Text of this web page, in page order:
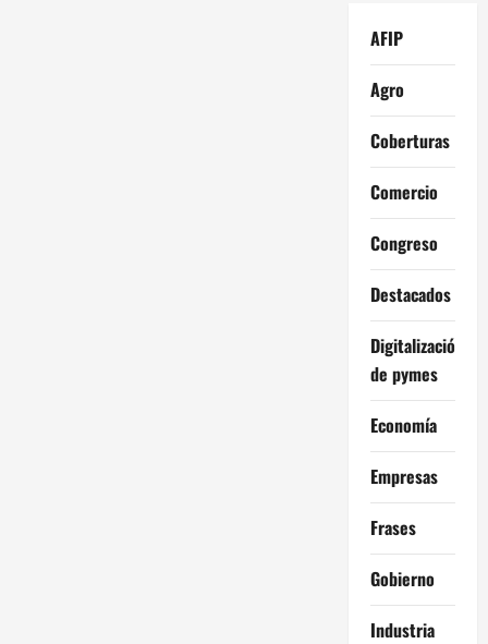
AFIP
Agro
Coberturas
Comercio
Congreso
Destacados
Digitalización
de pymes
Economía
Empresas
Frases
Gobierno
Industria